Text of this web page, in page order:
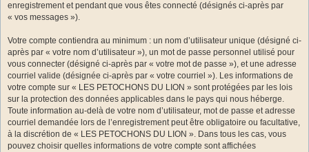
enregistrement et pendant que vous êtes connecté (désignés ci-après par
« vos messages »).
Votre compte contiendra au minimum : un nom d’utilisateur unique (désigné ci-
après par « votre nom d’utilisateur »), un mot de passe personnel utilisé pour
vous connecter (désigné ci-après par « votre mot de passe »), et une adresse
courriel valide (désignée ci-après par « votre courriel »). Les informations de
votre compte sur « LES PETOCHONS DU LION » sont protégées par les lois
sur la protection des données applicables dans le pays qui nous héberge.
Toute information au-delà de votre nom d’utilisateur, mot de passe et adresse
courriel demandée lors de l’enregistrement peut être obligatoire ou facultative,
à la discrétion de « LES PETOCHONS DU LION ». Dans tous les cas, vous
pouvez choisir quelles informations de votre compte sont affichées